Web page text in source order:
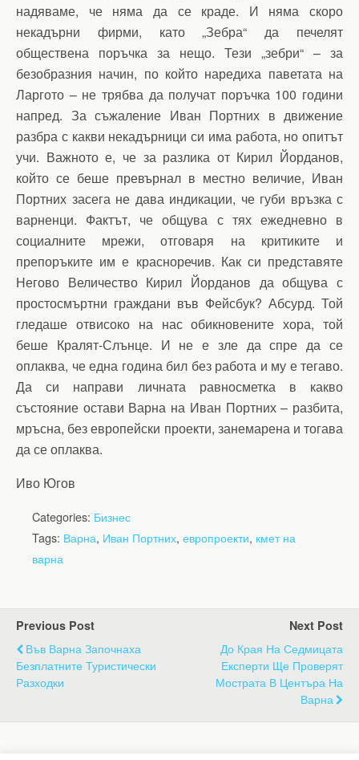
надяваме, че няма да се краде. И няма скоро
некадърни фирми, като „Зебра“ да печелят
обществена поръчка за нещо. Тези „зебри“ – за
безобразния начин, по който наредиха паветата на
Ларгото – не трябва да получат поръчка 100 години
напред. За съжаление Иван Портних в движение
разбра с какви некадърници си има работа, но опитът
учи. Важното е, че за разлика от Кирил Йорданов,
който се беше превърнал в местно величие, Иван
Портних засега не дава индикации, че губи връзка с
варненци. Фактът, че общува с тях ежедневно в
социалните мрежи, отговаря на критиките и
препоръките им е красноречив. Как си представяте
Негово Величество Кирил Йорданов да общува с
простосмъртни граждани във Фейсбук? Абсурд. Той
гледаше отвисоко на нас обикновените хора, той
беше Кралят-Слънце. И не е зле да спре да се
оплаква, че една година бил без работа и му е тегаво.
Да си направи личната равносметка в какво
състояние остави Варна на Иван Портних – разбита,
мръсна, без европейски проекти, занемарена и тогава
да се оплаква.
Иво Югов
Categories: Бизнес
Tags: Варна, Иван Портних, европроекти, кмет на
варна
Previous Post
Във Варна Започнаха
Безплатните Туристически
Разходки
Next Post
До Края На Седмицата
Експерти Ще Проверят
Мострата В Центъра На
Варна